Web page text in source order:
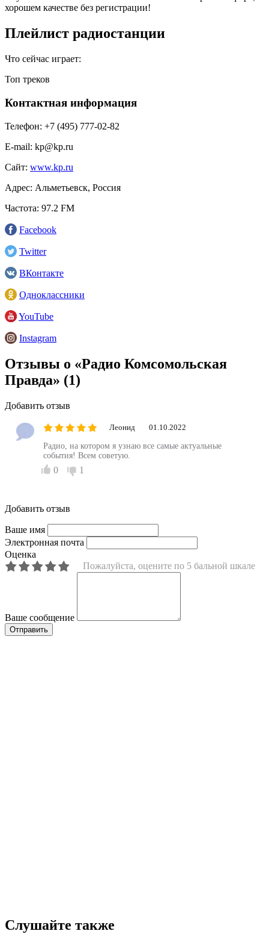
хорошем качестве без регистрации!
Плейлист радиостанции
Что сейчас играет:
Топ треков
Контактная информация
Телефон: +7 (495) 777-02-82
E-mail: kp@kp.ru
Сайт: www.kp.ru
Адрес: Альметьевск, Россия
Частота: 97.2 FM
Facebook
Twitter
ВКонтакте
Одноклассники
YouTube
Instagram
Отзывы о «Радио Комсомольская
Правда» (1)
Добавить отзыв
Леонид 01.10.2022
Радио, на котором я узнаю все самые актуальные
события! Всем советую.
0 1
Добавить отзыв
Ваше имя
Электронная почта
Оценка
Пожалуйста, оцените по 5 бальной шкале
Ваше сообщение
Слушайте также